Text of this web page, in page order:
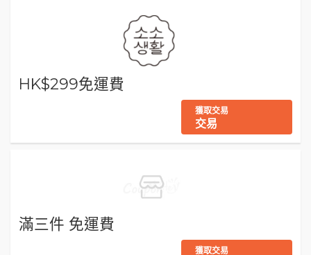
HK$299免運費
獲取交易
交易
滿三件 免運費
獲取交易